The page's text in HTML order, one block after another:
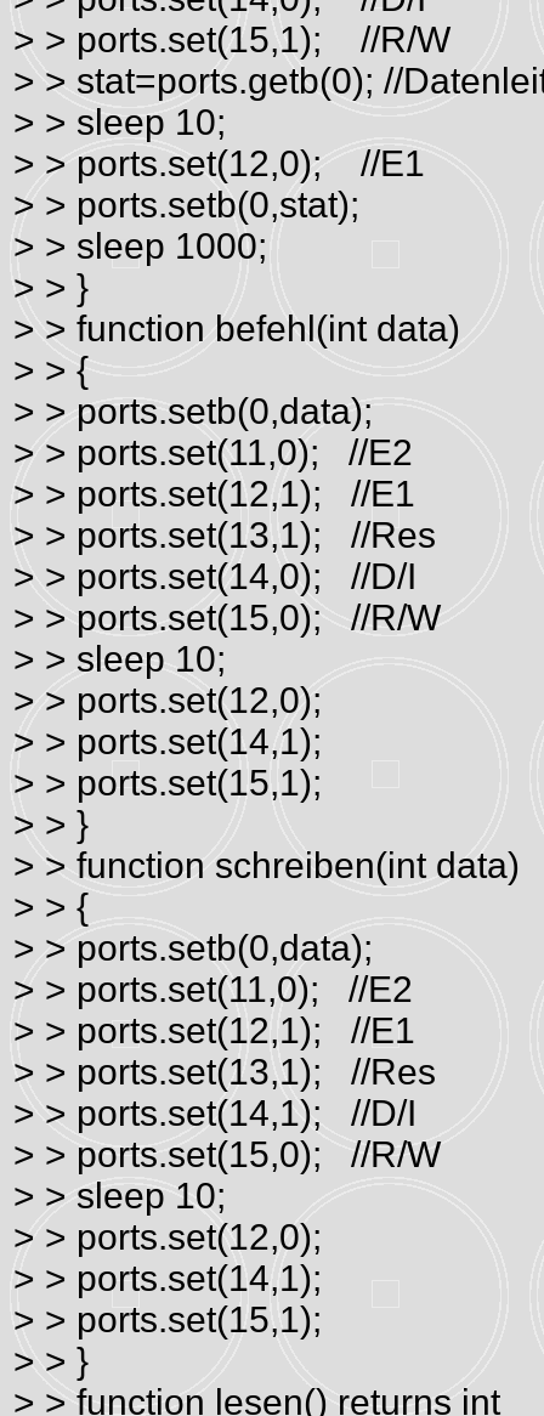
> > ports.set(15,1); //R/W
> > stat=ports.getb(0); //
> > sleep 10;
> > ports.set(12,0); //E1
> > ports.setb(0,stat);
> > sleep 1000;
> > }
> > function befehl(int data)
> > {
> > ports.setb(0,data);
> > ports.set(11,0); //E2
> > ports.set(12,1); //E1
> > ports.set(13,1); //Res
> > ports.set(14,0); //D/I
> > ports.set(15,0); //R/W
> > sleep 10;
> > ports.set(12,0);
> > ports.set(14,1);
> > ports.set(15,1);
> > }
> > function schreiben(int data)
> > {
> > ports.setb(0,data);
> > ports.set(11,0); //E2
> > ports.set(12,1); //E1
> > ports.set(13,1); //Res
> > ports.set(14,1); //D/I
> > ports.set(15,0); //R/W
> > sleep 10;
> > ports.set(12,0);
> > ports.set(14,1);
> > ports.set(15,1);
> > }
> > function lesen() returns int